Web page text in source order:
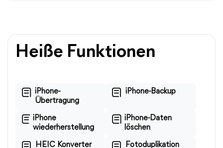
Heiße Funktionen
iPhone-
Übertragung
iPhone-Backup
iPhone
wiederherstellung
iPhone-Daten
löschen
HEIC Konverter Fotoduplikation